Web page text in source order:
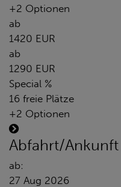
+2 Optionen
ab
1420 EUR
ab
1290 EUR
Special %
16 freie Plätze
+2 Optionen
Abfahrt/Ankunft
ab:
27 Aug 2026